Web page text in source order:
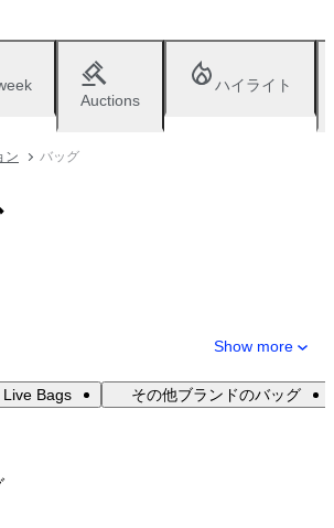
Auctions
ハイライト
ン バッグ
Show more
Bags その他ブランドのバッグ